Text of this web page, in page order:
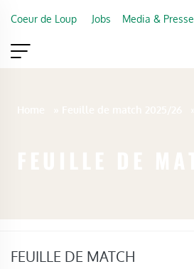
Coeur de Loup Jobs Media & Presse
FEUILLE DE MATCH